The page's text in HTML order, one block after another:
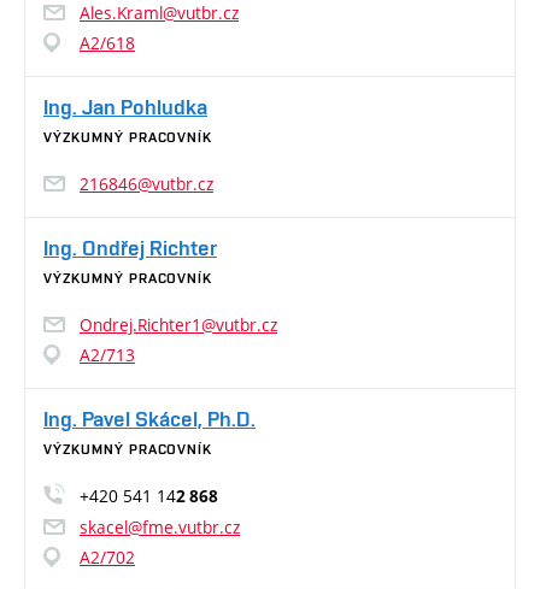
Ales.Kraml@vutbr.cz
A2/618
Ing. Jan Pohludka
VÝZKUMNÝ PRACOVNÍK
216846@vutbr.cz
Ing. Ondřej Richter
VÝZKUMNÝ PRACOVNÍK
Ondrej.Richter1@vutbr.cz
A2/713
Ing. Pavel Skácel, Ph.D.
VÝZKUMNÝ PRACOVNÍK
+420 541 142 868
skacel@fme.vutbr.cz
A2/702